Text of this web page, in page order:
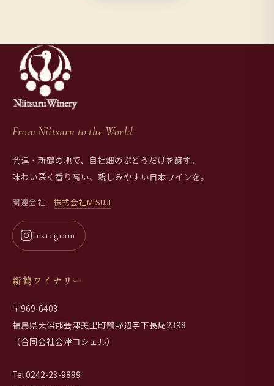
From Niitsuru to the World.
会津・新鶴の地で、自社畑のぶどうだけを醸す。
味わい深く香り高い、親しみやすい日本ワインを。
関連会社 株式会社MISUJI
Instagram
新鶴ワイナリー
〒969-6403
福島県大沼郡会津美里町鶴野辺字下長尾2398
（合同会社会津コシェル）
Tel0242-23-9899